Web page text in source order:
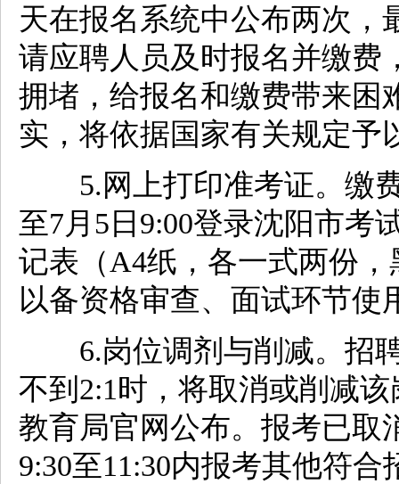
天在报名系统中公布两次，
请应聘人员及时报名并缴费
拥堵，给报名和缴费带来困
实，将依据国家有关规定予
5.网上打印准考证。缴费
至7月5日9:00登录沈阳市考
记表（A4纸，各一式两份
以备资格审查、面试环节使
6.岗位调剂与削减。招聘
不到2:1时，将取消或削减
教育局官网公布。报考已取
9:30至11:30内报考其他符